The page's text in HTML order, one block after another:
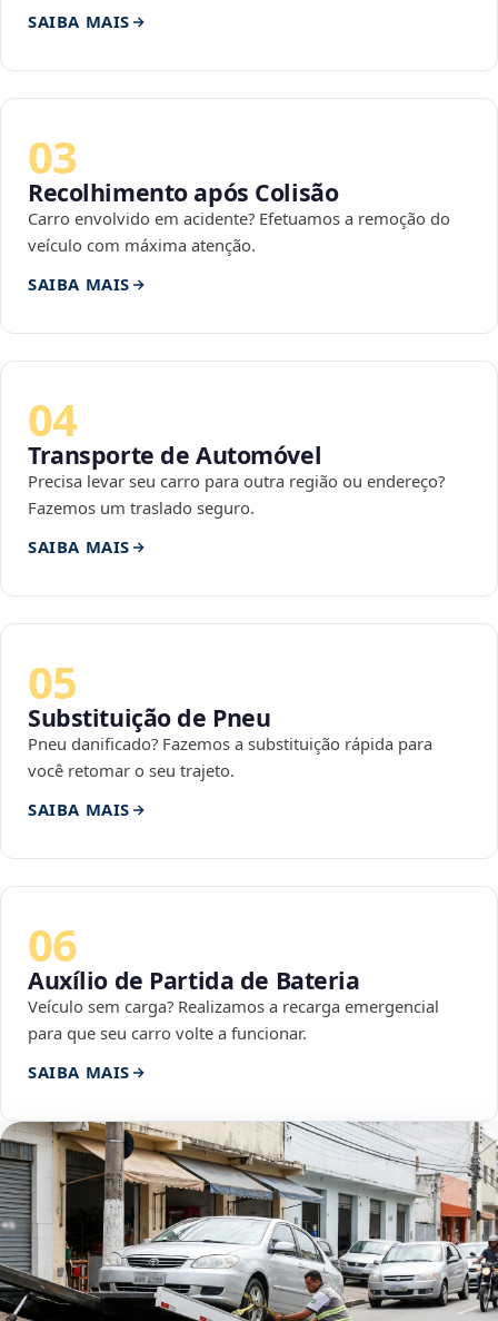
SAIBA MAIS
03
Recolhimento após Colisão
Carro envolvido em acidente? Efetuamos a remoção do
veículo com máxima atenção.
SAIBA MAIS
04
Transporte de Automóvel
Precisa levar seu carro para outra região ou endereço?
Fazemos um traslado seguro.
SAIBA MAIS
05
Substituição de Pneu
Pneu danificado? Fazemos a substituição rápida para
você retomar o seu trajeto.
SAIBA MAIS
06
Auxílio de Partida de Bateria
Veículo sem carga? Realizamos a recarga emergencial
para que seu carro volte a funcionar.
SAIBA MAIS